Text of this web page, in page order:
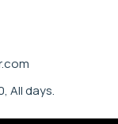
All days.